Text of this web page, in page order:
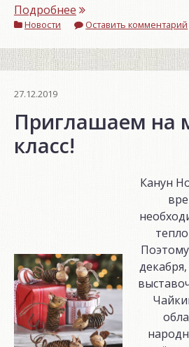
Подробнее «Областной
фестиваль
творчества
75-
Отечественной
1945
годов.»
Новости Оставить комментарий
27.12.2019
Приглашаем на
класс!
Канун
Поэтому